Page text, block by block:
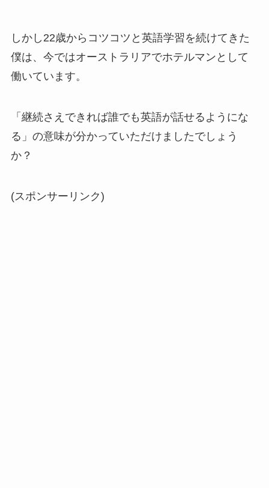
しかし22歳からコツコツと英語学習を続けてきた
僕は、今ではオーストラリアでホテルマンとして
働いています。
「継続さえできれば誰でも英語が話せるようにな
る」の意味が分かっていただけましたでしょう
か？
(スポンサーリンク)